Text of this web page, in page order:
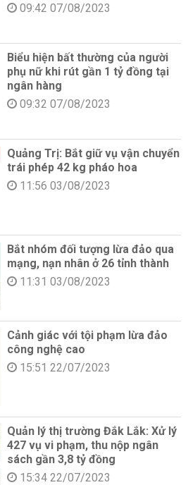
09:42 07/08/2023
Biểu hiện bất thường của người
phụ nữ khi rút gần 1 tỷ đồng tại
ngân hàng
09:32 07/08/2023
Quảng Trị: Bắt giữ vụ vận chuyển
trái phép 42 kg pháo hoa
11:56 03/08/2023
Bắt nhóm đối tượng lừa đảo qua
mạng, nạn nhân ở 26 tỉnh thành
11:31 03/08/2023
Cảnh giác với tội phạm lừa đảo
công nghệ cao
15:51 22/07/2023
Quản lý thị trường Đắk Lắk: Xử lý
427 vụ vi phạm, thu nộp ngân
sách gần 3,8 tỷ đồng
15:34 22/07/2023